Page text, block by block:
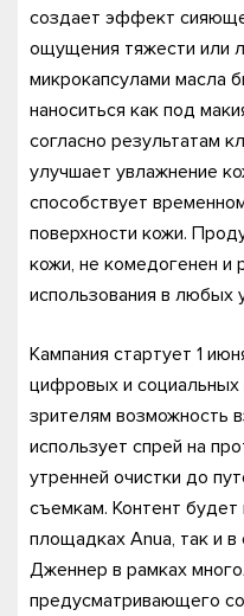
создает эффект
ощущения тяжести или
микрокапсулами масла
наноситься как под
согласно результатам
улучшает увлажнение
способствует
поверхности кожи.
кожи, не комедогенен и
использования в любых
Кампания стартует 1
цифровых и
зрителям возможность
использует спрей на
утренней очистки до
съемкам. Контент будет
площадках Anua, так и
Дженнер в рамках
предусматривающего